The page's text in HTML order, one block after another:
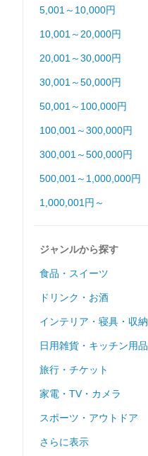
5,001～10,000円
10,001～20,000円
20,001～30,000円
30,001～50,000円
50,001～100,000円
100,001～300,000円
300,001～500,000円
500,001～1,000,000円
1,000,001円～
ジャンルから探す
食品・スイーツ
ドリンク・お酒
インテリア・寝具・収納
日用雑貨・キッチン用品
旅行・チケット
家電・TV・カメラ
スポーツ・アウトドア
さらに表示